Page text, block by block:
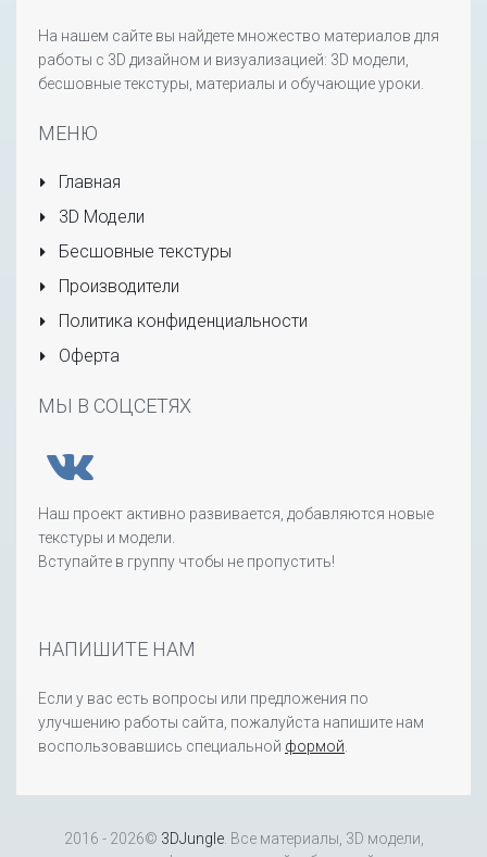
На нашем сайте вы найдете множество материалов для
работы с 3D дизайном и визуализацией: 3D модели,
бесшовные текстуры, материалы и обучающие уроки.
МЕНЮ
Главная
3D Модели
Бесшовные текстуры
Производители
Политика конфиденциальности
Оферта
МЫ В СОЦСЕТЯХ
Наш проект активно развивается, добавляются новые
текстуры и модели.
Вступайте в группу чтобы не пропустить!
НАПИШИТЕ НАМ
Если у вас есть вопросы или предложения по
улучшению работы сайта, пожалуйста напишите нам
воспользовавшись специальной формой
2016 - 2026© 3DJungle. Все материалы, 3D модели,